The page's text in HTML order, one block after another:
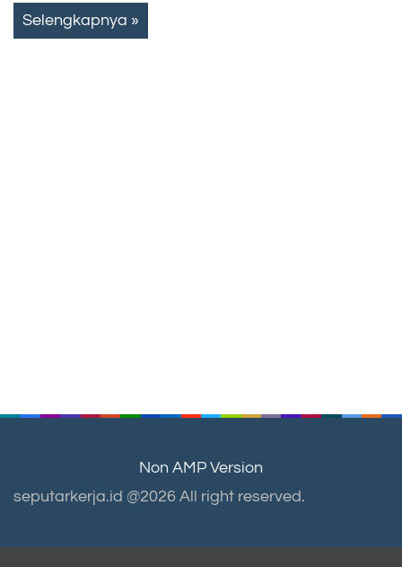
Selengkapnya »
Non AMP Version
seputarkerja.id @2026 All right reserved.